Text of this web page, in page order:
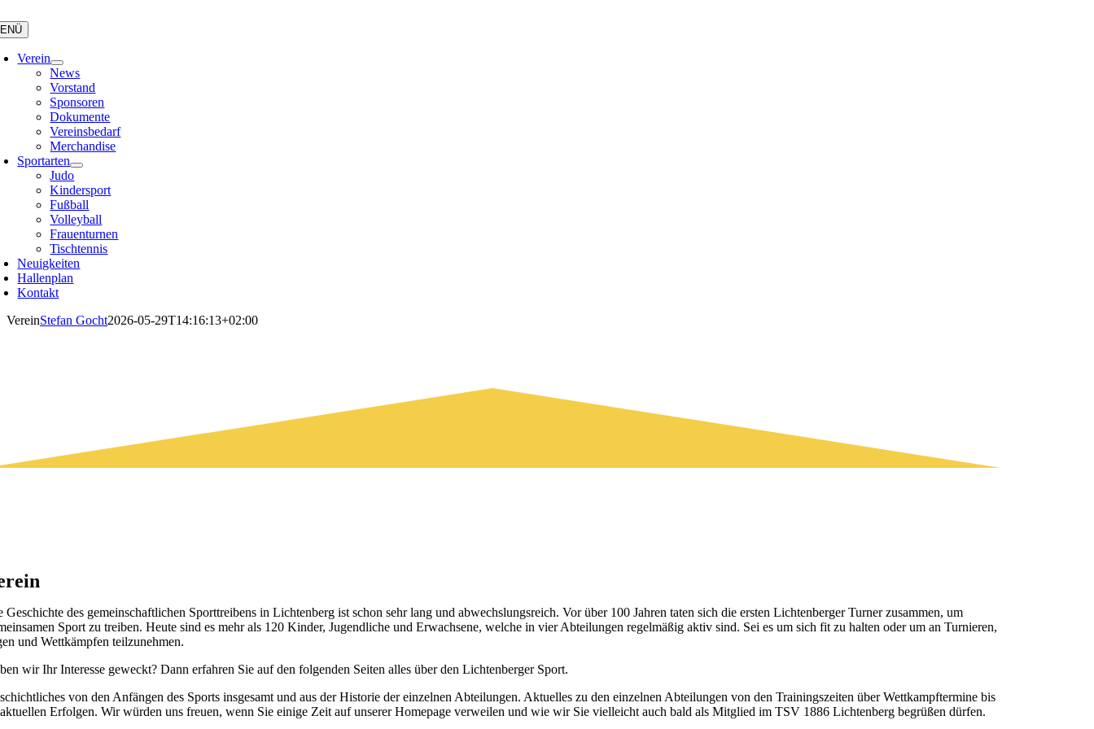
Inhalt
springen
Verein
News
Vorstand
Sponsoren
Dokumente
Vereinsbedarf
Merchandise
Sportarten
Judo
Kindersport
Fußball
Volleyball
Frauenturnen
Tischtennis
Neuigkeiten
Hallenplan
Kontakt
VereinStefan Gocht2026-05-29T14:16:13+02:00
Geschichte des gemeinschaftlichen Sporttreibens in Lichtenberg ist schon sehr lang und abwechslungsreich. Vor über 100 Jahren taten sich die ersten Lichtenberger Turner zusammen, um
Sport zu treiben. Heute sind es mehr als 120 Kinder, Jugendliche und Erwachsene, welche in vier Abteilungen regelmäßig aktiv sind. Sei es um sich fit zu halten oder um an Turnieren,
und Wettkämpfen teilzunehmen.
wir Ihr Interesse geweckt? Dann erfahren Sie auf den folgenden Seiten alles über den Lichtenberger Sport.
von den Anfängen des Sports insgesamt und aus der Historie der einzelnen Abteilungen. Aktuelles zu den einzelnen Abteilungen von den Trainingszeiten über Wettkampftermine bis
Erfolgen. Wir würden uns freuen, wenn Sie einige Zeit auf unserer Homepage verweilen und wie wir Sie vielleicht auch bald als Mitglied im TSV 1886 Lichtenberg begrüßen dürfen.